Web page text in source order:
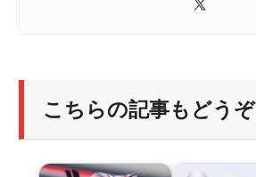
こちらの記事もどうぞ